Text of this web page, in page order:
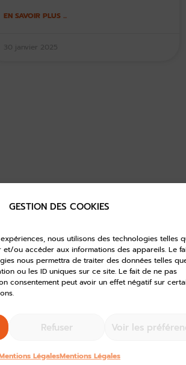
GESTION DES COOKIES
nous utilisons des technologies telles
ou accéder aux informations des appareils. Le
nous permettra de traiter des données telles
ou les ID uniques sur ce site. Le fait de ne pas
consentement peut avoir un effet négatif sur
Refuser Voir les
LégalesMentions Légales
EN SAVOIR PLUS ...
30 janvier 2025